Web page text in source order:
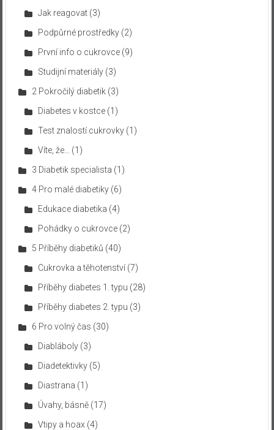
Jak reagovat(3)
Podpůrné prostředky(2)
První info o cukrovce(9)
Studijní materiály(3)
2 Pokročilý diabetik(3)
Diabetes v kostce(1)
Test znalostí cukrovky(1)
Víte, že…
(1)
3 Diabetik specialista (1)
4 Pro malé diabetiky(6)
Edukace diabetika (4)
Pohádky o cukrovce(2)
5 Příběhy diabetiků (40)
Cukrovka a těhotenství(7)
Příběhy diabetes 1. typu (28)
Příběhy diabetes 2. typu (3)
6 Pro volný čas (30)
Diabláboly(3)
Diadetektivky(5)
Diastrana (1)
Úvahy, básně(17)
Vtipy a hoax (4)